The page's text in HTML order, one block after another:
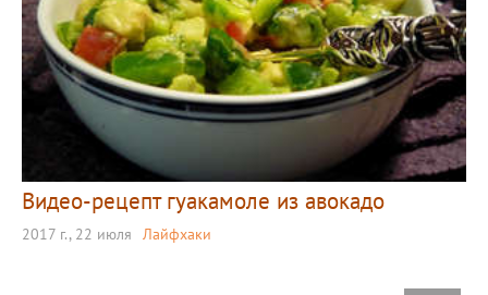
Видео-рецепт гуакамоле из авокадо
2017 г., 22 июля Лайфхаки